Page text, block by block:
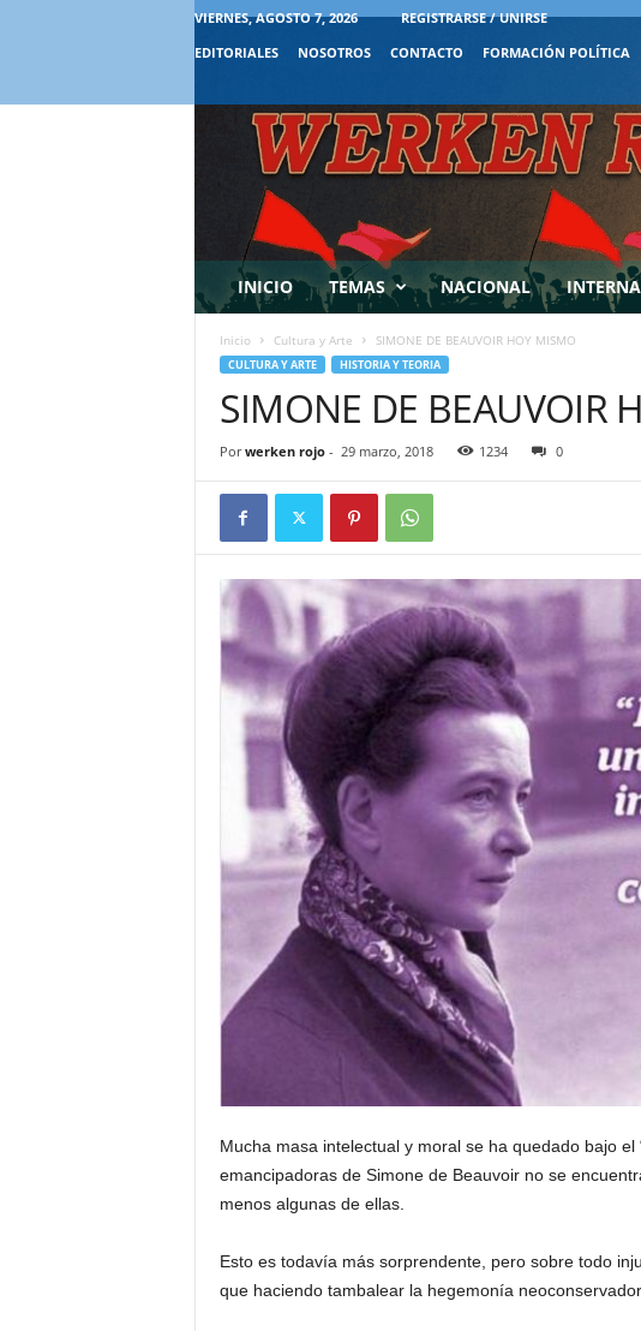
VIERNES, AGOSTO 7, 2026
REGISTRARSE / UNIRSE
EDITORIALES
NOSOTROS CONTACTO FORMACIÓN POLÍTICA
INICIO TEMAS NACIONAL
Inicio Cultura y Arte SIMONE DE BEAUVOIR HOY MISMO
CULTURA Y ARTE HISTORIA Y TEORIA
SIMONE DE BEAUVOIR
Por werken rojo- 29 marzo, 2018 1234 0
Mucha masa intelectual y moral se ha quedado bajo
emancipadoras de Simone de Beauvoir no se
menos algunas de ellas.
Esto es todavía más sorprendente, pero sobre todo
que haciendo tambalear la hegemonía